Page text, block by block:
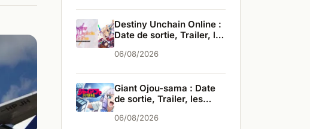
Destiny Unchain Online :
Date de sortie, Trailer, les
06/08/2026
Giant Ojou-sama : Date
de sortie, Trailer, les
06/08/2026